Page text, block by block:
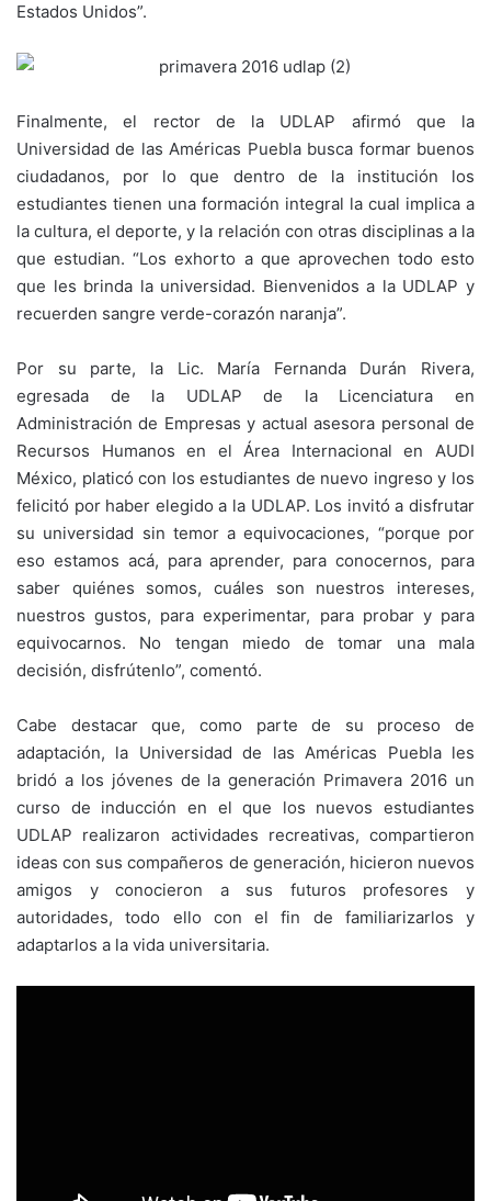
Estados Unidos”.
Finalmente, el rector de la UDLAP afirmó que la
Universidad de las Américas Puebla busca formar buenos
ciudadanos, por lo que dentro de la institución los
estudiantes tienen una formación integral la cual implica a
la cultura, el deporte, y la relación con otras disciplinas a la
que estudian. “Los exhorto a que aprovechen todo esto
que les brinda la universidad. Bienvenidos a la UDLAP y
recuerden sangre verde-corazón naranja”.
Por su parte, la Lic. María Fernanda Durán Rivera,
egresada de la UDLAP de la Licenciatura en
Administración de Empresas y actual asesora personal de
Recursos Humanos en el Área Internacional en AUDI
México, platicó con los estudiantes de nuevo ingreso y los
felicitó por haber elegido a la UDLAP. Los invitó a disfrutar
su universidad sin temor a equivocaciones, “porque por
eso estamos acá, para aprender, para conocernos, para
saber quiénes somos, cuáles son nuestros intereses,
nuestros gustos, para experimentar, para probar y para
equivocarnos. No tengan miedo de tomar una mala
decisión, disfrútenlo”, comentó.
Cabe destacar que, como parte de su proceso de
adaptación, la Universidad de las Américas Puebla les
bridó a los jóvenes de la generación Primavera 2016 un
curso de inducción en el que los nuevos estudiantes
UDLAP realizaron actividades recreativas, compartieron
ideas con sus compañeros de generación, hicieron nuevos
amigos y conocieron a sus futuros profesores y
autoridades, todo ello con el fin de familiarizarlos y
adaptarlos a la vida universitaria.